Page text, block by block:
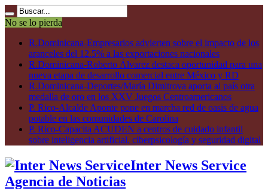
No se lo pierda
R.Dominicana-Empresarios advierten sobre el impacto de los
aranceles del 12.5% a las exportaciones nacionales
R.Dominicana-Roberto Álvarez destaca oportunidad para una
nueva etapa de desarrollo comercial entre México y RD
R.Dominicana-Deportes/María Dimitrova aporta al país otra
medalla de oro en los XXV Juegos Centroamericanos
P. Rico-Alcalde Aponte pone en marcha red de oasis de agua
potable en las comunidades de Carolina
P. Rico-Capacita ACUDEN a centros de cuidado infantil
sobre inteligencia artificial, ciberpsicología y seguridad digital
Inter News Service
Agencia de Noticias